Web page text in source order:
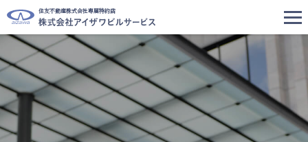
住友不動産株式会社専属特約店